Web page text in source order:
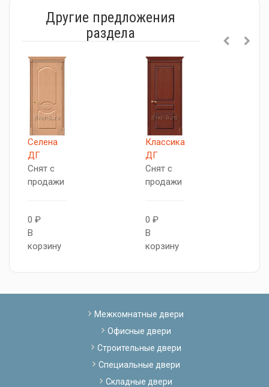
Другие предложения
раздела
Селена
ДГ
Снят с
продажи
0 ₽
В
корзину
Классика
ДГ
Снят с
продажи
0 ₽
В
корзину
Межкомнатные двери
Офисные двери
Строительные двери
Специальные двери
Складные двери